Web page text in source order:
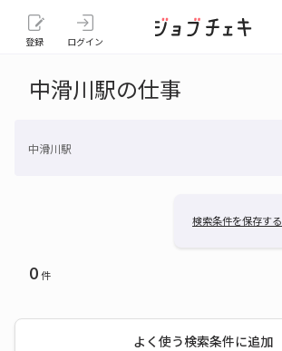
登録 ログイン
中滑川駅の仕事
中滑川駅
検索条件を保存する
0件
よく使う検索条件に追加